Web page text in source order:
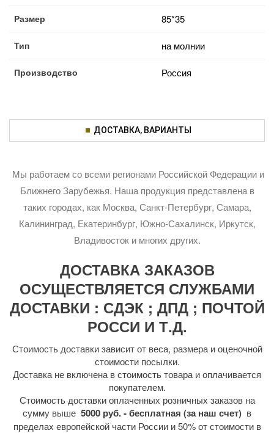
Размер 85*35
Тип на молнии
Производство Россия
ДОСТАВКА, ВАРИАНТЫ
Мы работаем со всеми регионами Российской Федерации и
Ближнего Зарубежья. Наша продукция представлена в
таких городах, как Москва, Санкт-Петербург, Самара,
Калининград, Екатеринбург, Южно-Сахалинск, Иркутск,
Владивосток и многих других.
ДОСТАВКА ЗАКАЗОВ
ОСУЩЕСТВЛЯЕТСЯ СЛУЖБАМИ
ДОСТАВКИ : СДЭК ; ДПД ; ПОЧТОЙ
РОССИ И Т.Д.
Стоимость доставки зависит от веса, размера и оценочной
стоимости посылки.
Доставка не включена в стоимость товара и оплачивается
покупателем.
Стоимость доставки оплаченных розничных заказов на
сумму выше 5000 руб. - бесплатная (за наш счет) в
пределах европейской части России и 50% от стоимости в